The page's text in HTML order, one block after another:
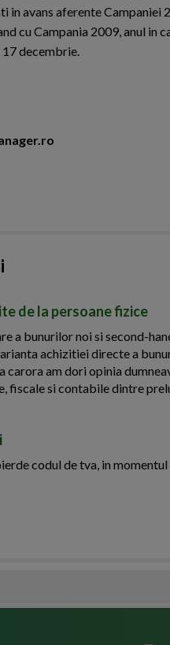
avans aferente Campaniei
cu Campania 2009, anul in
17 decembrie.
de la persoane fizice
a bunurilor noi si second-
achizitiei directe a
am dori opinia
si contabile dintre
codul de tva, in